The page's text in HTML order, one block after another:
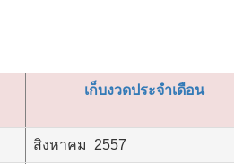
เก็บงวดประจำเดือน
สิงหาคม 2557